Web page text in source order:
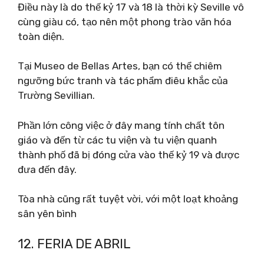
Điều này là do thế kỷ 17 và 18 là thời kỳ Seville vô
cùng giàu có, tạo nên một phong trào văn hóa
toàn diện.
Tại Museo de Bellas Artes, bạn có thể chiêm
ngưỡng bức tranh và tác phẩm điêu khắc của
Trường Sevillian.
Phần lớn công việc ở đây mang tính chất tôn
giáo và đến từ các tu viện và tu viện quanh
thành phố đã bị đóng cửa vào thế kỷ 19 và được
đưa đến đây.
Tòa nhà cũng rất tuyệt vời, với một loạt khoảng
sân yên bình
12. FERIA DE ABRIL